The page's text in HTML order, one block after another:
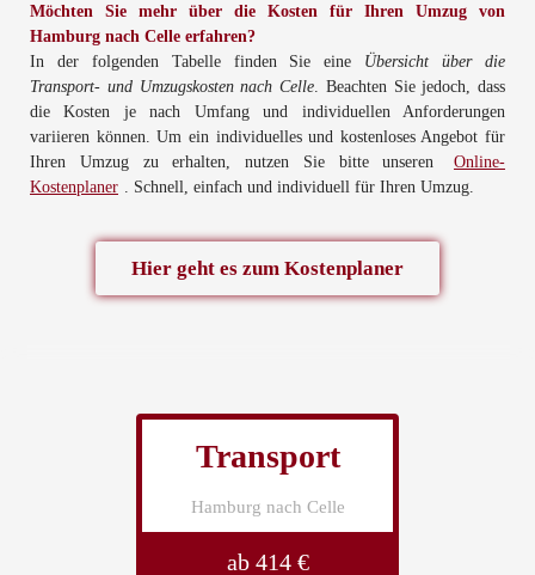
Möchten Sie mehr über die Kosten für Ihren Umzug von
Hamburg nach Celle erfahren?
In der folgenden Tabelle finden Sie eine Übersicht über die
Transport- und Umzugskosten nach Celle . Beachten Sie jedoch, dass
die Kosten je nach Umfang und individuellen Anforderungen
variieren können. Um ein individuelles und kostenloses Angebot für
Ihren Umzug zu erhalten, nutzen Sie bitte unseren
Online-
Kostenplaner
. Schnell, einfach und individuell für Ihren Umzug.
Hier geht es zum Kostenplaner
Transport
Hamburg nach Celle
ab 414 €